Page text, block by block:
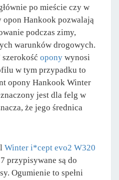
po mieście czy w
opon Hankook pozwalają
podczas zimy,
warunków drogowych.
opony wynosi
w tym przypadku to
opony Hankook Winter
jest dla felg w
że jego średnica
Winter i*cept evo2 W320
przypisywane są do
Ogumienie to spełni